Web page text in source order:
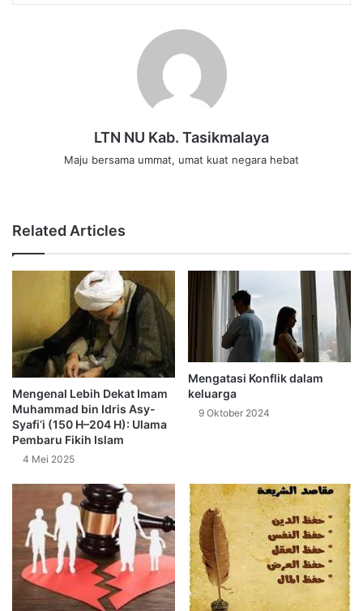
LTN NU Kab. Tasikmalaya
Maju bersama ummat, umat kuat negara hebat
Related Articles
Mengenal Lebih Dekat Imam
Muhammad bin Idris Asy-
Syafi‘i (150 H–204 H): Ulama
Pembaru Fikih Islam
4 Mei 2025
Mengatasi Konflik dalam
keluarga
9 Oktober 2024